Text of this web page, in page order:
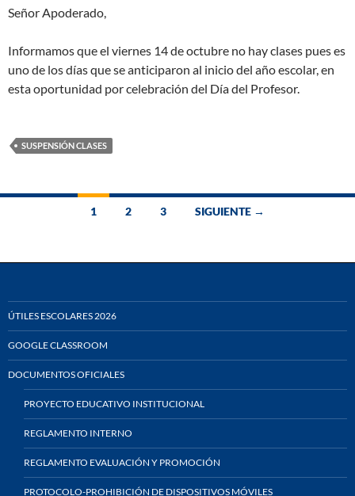
Señor Apoderado,
Informamos que el viernes 14 de octubre no hay clases pues es
uno de los días que se anticiparon al inicio del año escolar, en
esta oportunidad por celebración del Día del Profesor.
SUSPENSIÓN CLASES
las
1 2 3 SIGUIENTE →
ÚTILES ESCOLARES 2026
GOOGLE CLASSROOM
DOCUMENTOS OFICIALES
PROYECTO EDUCATIVO INSTITUCIONAL
REGLAMENTO INTERNO
REGLAMENTO EVALUACIÓN Y PROMOCIÓN
PROTOCOLO-PROHIBICIÓN DE DISPOSITIVOS MÓVILES